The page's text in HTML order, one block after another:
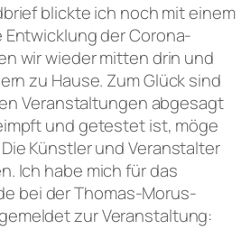
blickte ich noch mit einem
der Corona-
wir wieder mitten drin und
zu Hause. Zum Glück sind
Veranstaltungen abgesagt
und getestet ist, möge
Künstler und Veranstalter
Ich habe mich für das
bei der Thomas-Morus-
zur Veranstaltung: